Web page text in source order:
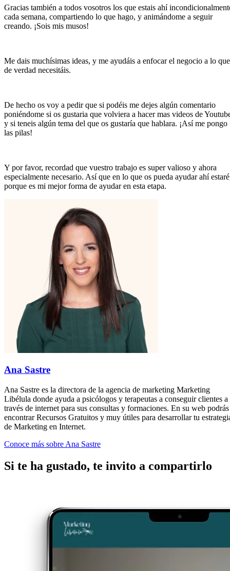
Gracias también a todos vosotros los que estais ahí
cada semana, compartiendo lo que hago, y animándome a seguir
creando. ¡Sois mis musos!
Me dais muchísimas ideas, y me ayudáis a enfocar el negocio a lo que
de verdad necesitáis.
De hecho os voy a pedir que si podéis me dejes algún comentario
poniéndome si os gustaria que volviera a hacer mas videos de
y si teneis algún tema del que os gustaría que hablara. ¡Así me pongo
las pilas!
Y por favor, recordad que vuestro trabajo es super valioso y ahora
especialmente necesario. Así que en lo que os pueda ayudar ahí
porque es mi mejor forma de ayudar en esta etapa.
Ana Sastre
Ana Sastre es la directora de la agencia de marketing Marketing
Libélula donde ayuda a psicólogos y terapeutas a conseguir clientes a
través de internet para sus consultas y formaciones. En su web podrás
encontrar Recursos Gratuitos y muy útiles para desarrollar tu
de Marketing en Internet.
Conoce más sobre Ana Sastre
Si te ha gustado, te invito a compartirlo